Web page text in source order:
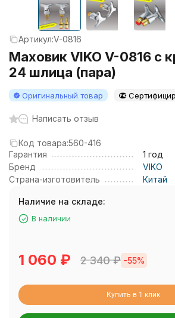
Артикул:V-0816
Маховик VIKO V-0816 с
24 шлица (пара)
Оригинальный товар
Написать отзыв
Код товара:560-416
Гарантия
1 год
Бренд
VIKO
Страна-изготовитель
Китай
Наличие на складе:
В наличии
1 060 ₽ 2 340₽ -55%
Купить в 1 клик